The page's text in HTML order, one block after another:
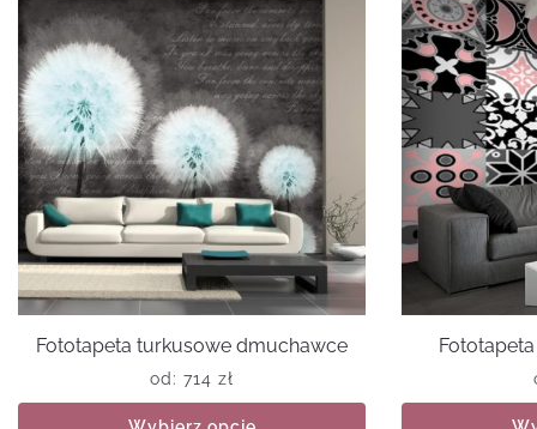
Fototapeta turkusowe dmuchawce
od: 714 zł